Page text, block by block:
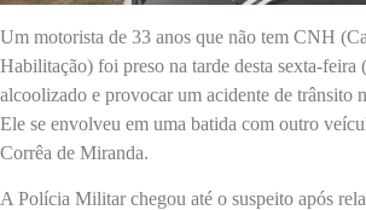
Um motorista de 33 anos que não tem CNH
Habilitação) foi preso na tarde desta sexta-
alcoolizado e provocar um acidente de trânsito
Ele se envolveu em uma batida com outro
Corrêa de Miranda.
A Polícia Militar chegou até o suspeito após